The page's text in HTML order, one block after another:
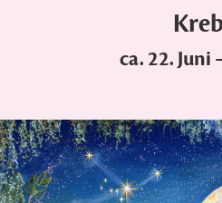
ca. 22. Juni